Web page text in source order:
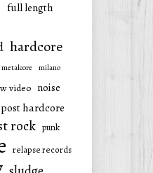
full length
hardcore
metalcore milano
video noise
post hardcore
rock punk
relapse records